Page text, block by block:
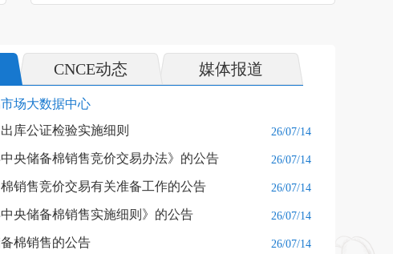
CNCE动态 媒体报道
场大数据中心
库公证检验实施细则
26/07/14
央储备棉销售竞价交易办法》的公告 26/07/14
销售竞价交易有关准备工作的公告 26/07/14
央储备棉销售实施细则》的公告 26/07/14
棉销售的公告 26/07/14